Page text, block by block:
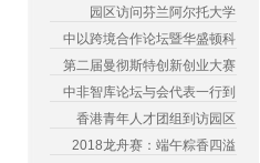
园区访问芬兰阿尔托大学
中以跨境合作论坛暨华盛顿科
第二届曼彻斯特创新创业大赛
中非智库论坛与会代表一行到
香港青年人才团组到访园区
2018龙舟赛：端午粽香四溢